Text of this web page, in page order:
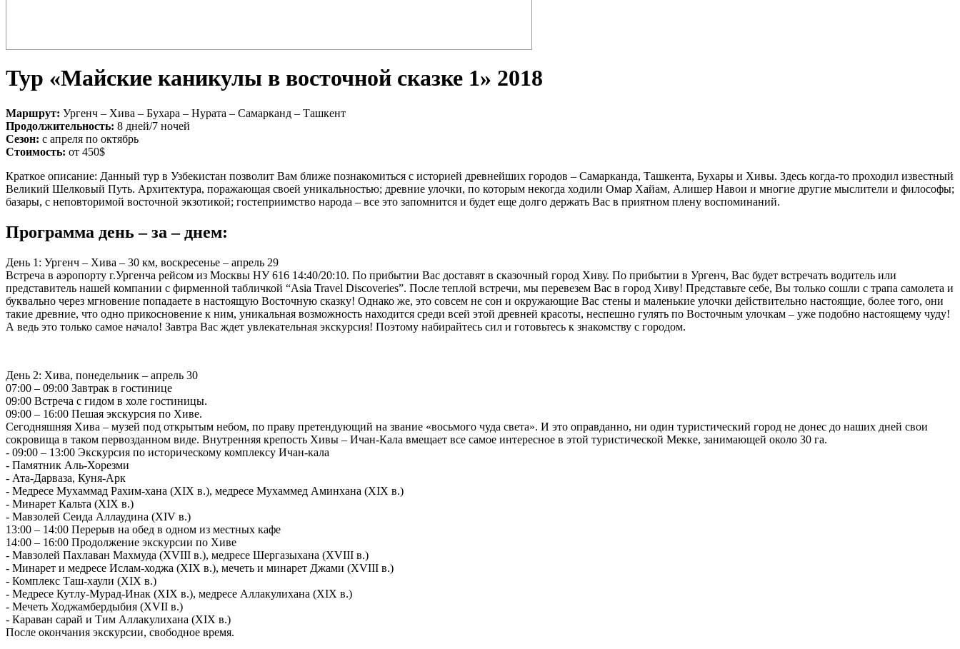
Тур «Майские каникулы в восточной сказке 1» 2018
Маршрут: Ургенч – Хива – Бухара – Нурата – Самарканд – Ташкент
Продолжительность: 8 дней/7 ночей
Сезон: с апреля по октябрь
Cтоимость: от 450$
Краткое описание: Данный тур в Узбекистан позволит Вам ближе познакомиться с историей древнейших городов – Самарканда, Ташкента, Бухары и Хивы. Здесь когда-то проходил известный
Великий Шелковый Путь. Архитектура, поражающая своей уникальностью; древние улочки, по которым некогда ходили Омар Хайам, Алишер Навои и многие другие мыслители и философы;
базары, с неповторимой восточной экзотикой; гостеприимство народа – все это запомнится и будет еще долго держать Вас в приятном плену воспоминаний.
Программа день – за – днем:
День 1: Ургенч – Хива – 30 км, воскресенье – апрель 29
Встреча в аэропорту г.Ургенча рейсом из Москвы НУ 616 14:40/20:10. По прибытии Вас доставят в сказочный город Хиву. По прибытии в Ургенч, Вас будет встречать водитель или
представитель нашей компании с фирменной табличкой “Asia Travel Discoveries”. После теплой встречи, мы перевезем Вас в город Хиву! Представьте себе, Вы только сошли с трапа самолета и
буквально через мгновение попадаете в настоящую Восточную сказку! Однако же, это совсем не сон и окружающие Вас стены и маленькие улочки действительно настоящие, более того, они
такие древние, что одно прикосновение к ним, уникальная возможность находится среди всей этой древней красоты, неспешно гулять по Восточным улочкам – уже подобно настоящему чуду!
А ведь это только самое начало! Завтра Вас ждет увлекательная экскурсия! Поэтому набирайтесь сил и готовьтесь к знакомству с городом.
День 2: Хива, понедельник – апрель 30
07:00 – 09:00 Завтрак в гостинице
09:00 Встреча с гидом в холе гостиницы.
09:00 – 16:00 Пешая экскурсия по Хиве.
Сегодняшняя Хива – музей под открытым небом, по праву претендующий на звание «восьмого чуда света». И это оправданно, ни один туристический город не донес до наших дней свои
сокровища в таком первозданном виде. Внутренняя крепость Хивы – Ичан-Кала вмещает все самое интересное в этой туристической Мекке, занимающей около 30 га.
- 09:00 – 13:00 Экскурсия по историческому комплексу Ичан-кала
- Памятник Аль-Хорезми
- Ата-Дарваза, Куня-Арк
- Медресе Мухаммад Рахим-хана (XIX в.), медресе Мухаммед Аминхана (XIX в.)
- Минарет Кальта (XIX в.)
- Мавзолей Сеида Аллаудина (XIV в.)
13:00 – 14:00 Перерыв на обед в одном из местных кафе
14:00 – 16:00 Продолжение экскурсии по Хиве
- Мавзолей Пахлаван Махмуда (XVIII в.), медресе Шергазыхана (XVIII в.)
- Минарет и медресе Ислам-ходжа (XIX в.), мечеть и минарет Джами (XVIII в.)
- Комплекс Таш-хаули (XIX в.)
- Медресе Кутлу-Мурад-Инак (XIX в.), медресе Аллакулихана (XIX в.)
- Мечеть Ходжамбердыбия (XVII в.)
- Караван сарай и Тим Аллакулихана (XIX в.)
После окончания экскурсии, свободное время.